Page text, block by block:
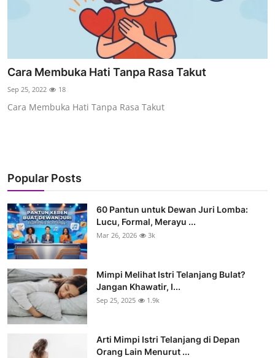
Cara Membuka Hati Tanpa Rasa Takut
Sep 25, 2022 18
Cara Membuka Hati Tanpa Rasa Takut
Popular Posts
60 Pantun untuk Dewan Juri Lomba:
Lucu, Formal, Merayu ...
Mar 26, 2026 3k
Mimpi Melihat Istri Telanjang Bulat?
Jangan Khawatir, I...
Sep 25, 2025 1.9k
Arti Mimpi Istri Telanjang di Depan
Orang Lain Menurut ...